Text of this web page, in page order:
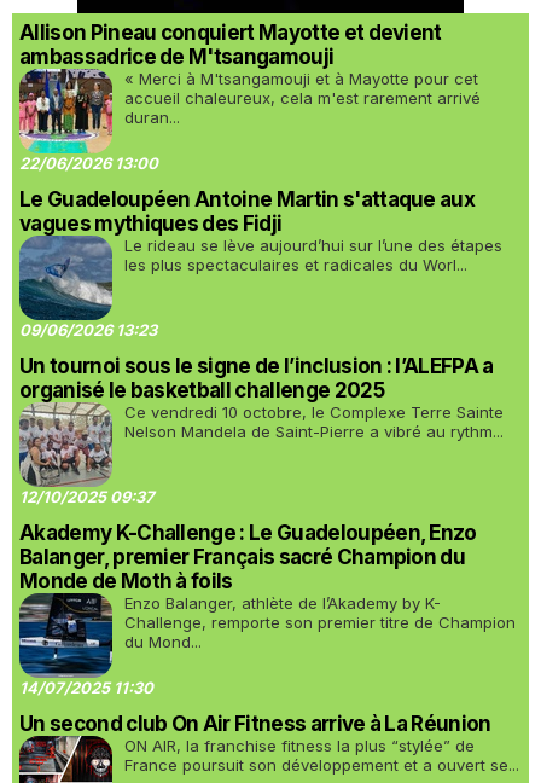
Allison Pineau conquiert Mayotte et devient
ambassadrice de M'tsangamouji
« Merci à M'tsangamouji et à Mayotte pour cet
accueil chaleureux, cela m'est rarement arrivé
duran...
22/06/2026 13:00
Le Guadeloupéen Antoine Martin s'attaque aux
vagues mythiques des Fidji
Le rideau se lève aujourd’hui sur l’une des étapes
les plus spectaculaires et radicales du Worl...
09/06/2026 13:23
Un tournoi sous le signe de l’inclusion : l’ALEFPA a
organisé le basketball challenge 2025
Ce vendredi 10 octobre, le Complexe Terre Sainte
Nelson Mandela de Saint-Pierre a vibré au rythm...
12/10/2025 09:37
Akademy K-Challenge : Le Guadeloupéen, Enzo
Balanger, premier Français sacré Champion du
Monde de Moth à foils
Enzo Balanger, athlète de l’Akademy by K-
Challenge, remporte son premier titre de Champion
du Mond...
14/07/2025 11:30
Un second club On Air Fitness arrive à La Réunion
ON AIR, la franchise fitness la plus “stylée” de
France poursuit son développement et a ouvert se...